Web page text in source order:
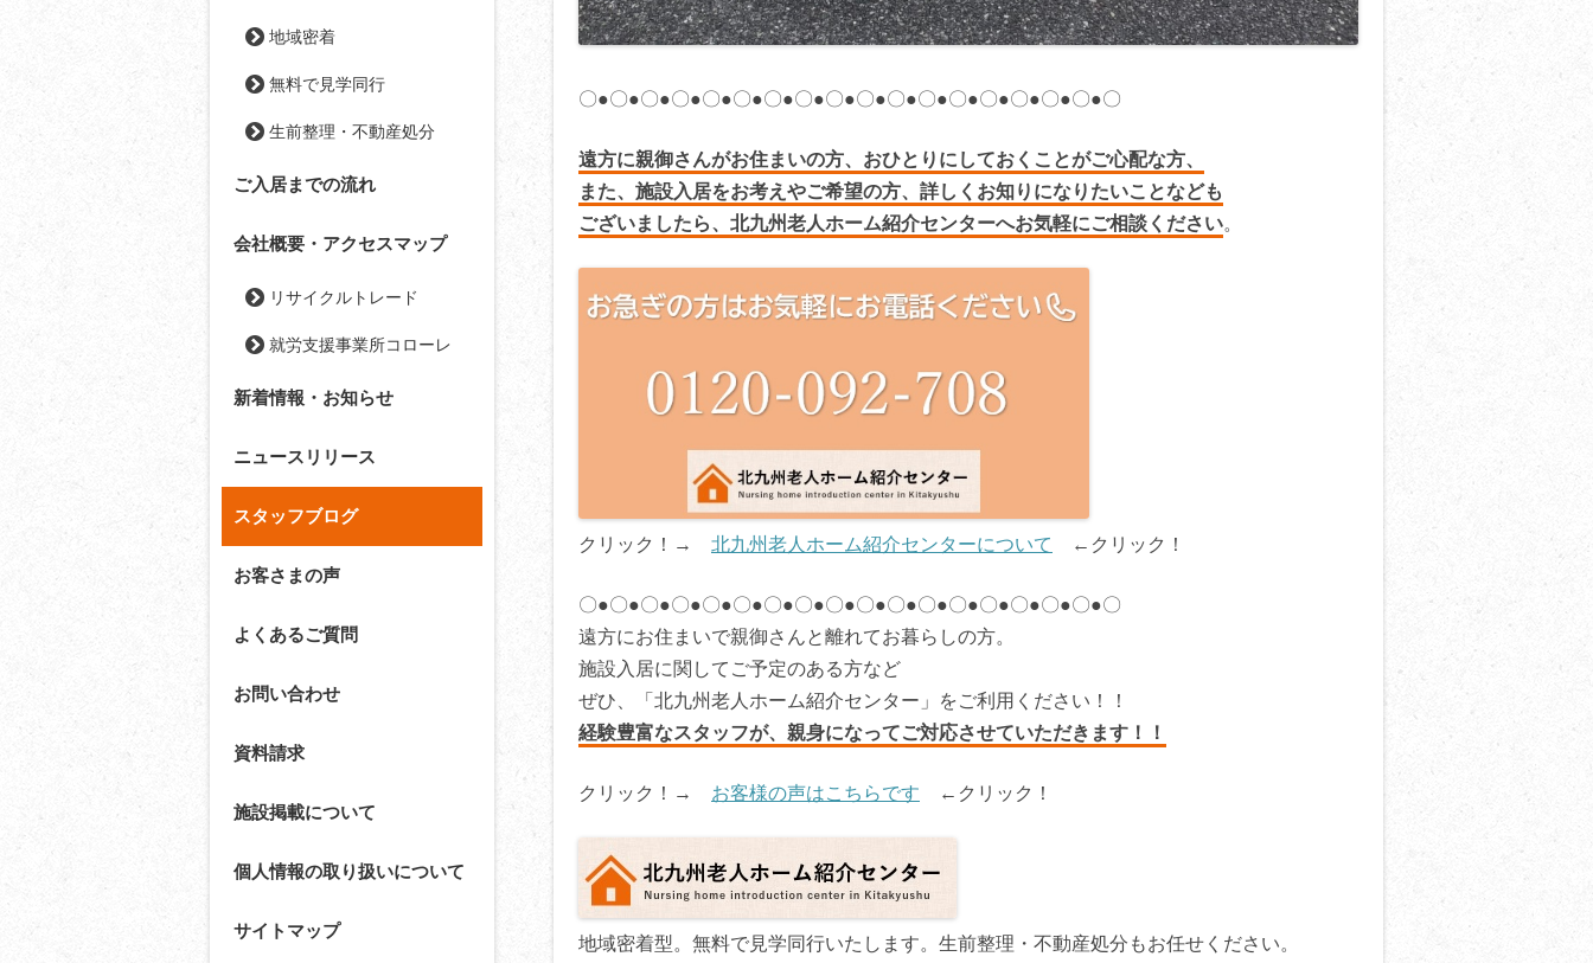
地域密着
無料で見学同行
生前整理・不動産処分
ご入居までの流れ
会社概要・アクセスマップ
リサイクルトレード
就労支援事業所コローレ
新着情報・お知らせ
ニュースリリース
スタッフブログ
お客さまの声
よくあるご質問
お問い合わせ
資料請求
施設掲載について
個人情報の取り扱いについて
サイトマップ
〇●〇●〇●〇●〇●〇●〇●〇●〇●〇●〇●〇●〇●〇●〇●〇●〇●〇
遠方に親御さんがお住まいの方、おひとりにしておくことがご心配な方、
また、施設入居をお考えやご希望の方、詳しくお知りになりたいことなども
ございましたら、北九州老人ホーム紹介センターへお気軽にご相談ください。
クリック！→ 北九州老人ホーム紹介センターについて ←クリック！
〇●〇●〇●〇●〇●〇●〇●〇●〇●〇●〇●〇●〇●〇●〇●〇●〇●〇
遠方にお住まいで親御さんと離れてお暮らしの方。
施設入居に関してご予定のある方など
ぜひ、「北九州老人ホーム紹介センター」をご利用ください！！
経験豊富なスタッフが、親身になってご対応させていただきます！！
クリック！→ お客様の声はこちらです ←クリック！
地域密着型。無料で見学同行いたします。生前整理・不動産処分もお任せください。